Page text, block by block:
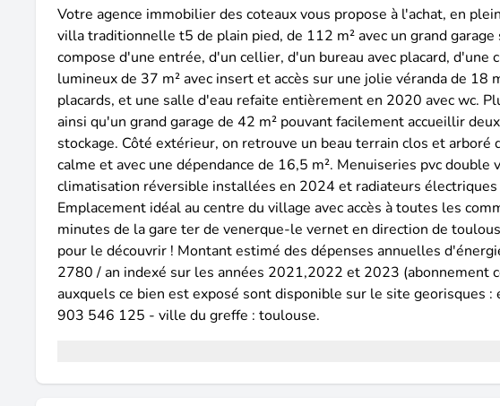
Votre agence immobilier des coteaux vous propose à l'achat, en
villa traditionnelle t5 de plain pied, de 112 m² avec un grand
compose d'une entrée, d'un cellier, d'un bureau avec placard, d'une
lumineux de 37 m² avec insert et accès sur une jolie véranda de 18
placards, et une salle d'eau refaite entièrement en 2020 avec wc.
ainsi qu'un grand garage de 42 m² pouvant facilement accueillir
stockage. Côté extérieur, on retrouve un beau terrain clos et arboré
calme et avec une dépendance de 16,5 m². Menuiseries pvc
climatisation réversible installées en 2024 et radiateurs
Emplacement idéal au centre du village avec accès à toutes les
minutes de la gare ter de venerque-le vernet en direction de
pour le découvrir ! Montant estimé des dépenses annuelles
2780 / an indexé sur les années 2021,2022 et 2023 (abonnement
auxquels ce bien est exposé sont disponible sur le site georisques :
903 546 125 - ville du greffe : toulouse.